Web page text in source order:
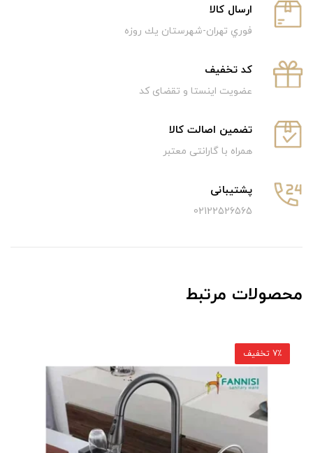
ارسال كالا
فوري تهران-شهرستان يك روزه
كد تخفيف
عضویت اینستا و تقضای کد
تضمین اصالت کالا
همراه با گارانتی معتبر
پشتیبانی
02122526565
محصولات مرتبط
29٪ تخفیف